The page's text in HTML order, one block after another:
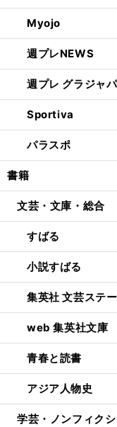
Myojo
週プレNEWS
週プレ グラジャ
Sportiva
パラスポ
書籍
文芸・文庫・総合
すばる
小説すばる
集英社 文芸ステ
web 集英社文庫
青春と読書
アジア人物史
学芸・ノンフィク